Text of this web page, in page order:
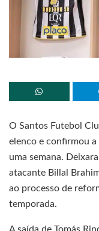
O Santos Futebol
elenco e confirmou a
uma semana.
atacante Billal
ao processo de
temporada.
A saída de Tomás